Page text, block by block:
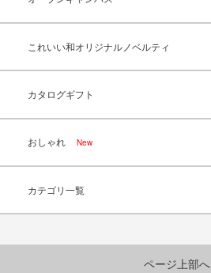
これいい和オリジナルノベルティ
カタログギフト
おしゃれ New
カテゴリ一覧
ページ上部へ